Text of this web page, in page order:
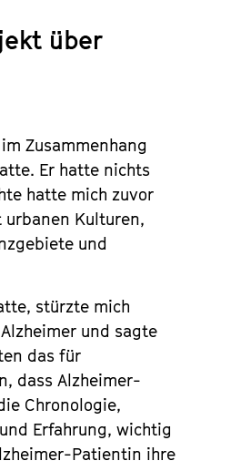
über
Zusammenhang
Er hatte nichts
hatte mich zuvor
Kulturen,
und
stürzte mich
und sagte
das für
dass Alzheimer-
Chronologie,
Erfahrung, wichtig
Patientin ihre